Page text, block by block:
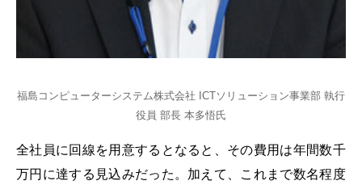
福島コンピューターシステム株式会社 ICTソリューション事業部 執行
役員 部長 本多悟氏
全社員に回線を用意するとなると、その費用は年間数千
万円に達する見込みだった。加えて、これまで数名程度